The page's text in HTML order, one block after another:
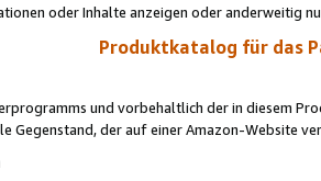
oder Inhalte anzeigen oder anderweitig
Produktkatalog für das
und vorbehaltlich der in diesem
Gegenstand, der auf einer Amazon-Website